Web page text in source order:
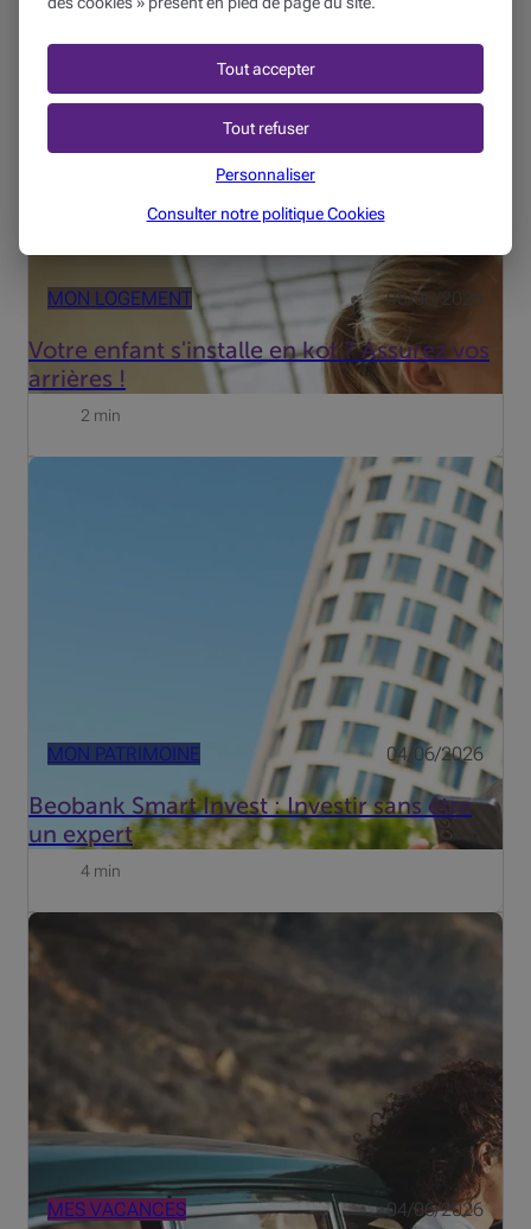
MON LOGEMENT 08/06/2026
Votre enfant s'installe en kot ? Assurez vos
arrières !
Le moment est venu pour votre jeune de voler de ses
propres ailes ! Mais pas sans couvrir vos (et ses) arrières.
La vie en kot n'est pas sans petits (ou gros) accros : la
baignoire qui déborde chez le voisin, une fête un p...
2 min
MON PATRIMOINE 04/06/2026
Beobank Smart Invest : Investir sans être
un expert
Beobank s’est intéressé aux freins qui entourent
l’investissement et propose dès maintenant Beobank
Smart Invest. Découvrez le témoignage de Roel de
Buyser, Invest Advisory chez Beobank.
4 min
MES VACANCES 04/06/2026
Vous vous apprêtez à partir en vacances ? L'app Beobank
en voyage aisément et en toute sécurité.
Tout accepter
Tout refuser
Personnaliser
Consulter notre politiqueCookies